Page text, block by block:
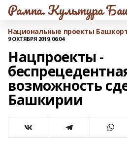
Рампа. Культура
Национальные проекты
9 ОКТЯБРЯ 2019, 06:04
Нацпроекты -
возможность
Башкирии